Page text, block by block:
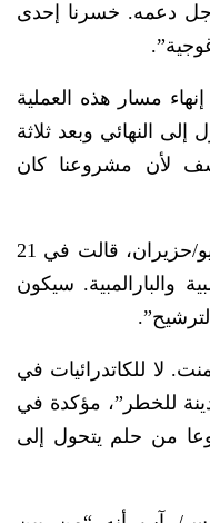
أجل دعمه. خسرنا إحدى
مسار هذه العملية
الوصول إلى النهائي وبعد ثلاثة
لأن مشروعنا كان
وكانت راجي التي انتخبت في يونيو/حزيران، قالت في 21
والبارالمبية. سيكون
لا للكاتدرائيات في
للخطر”، مؤكدة في
من حلم يتحول إلى